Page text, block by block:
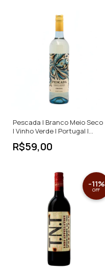
Pescada | Branco Meio Seco
| Vinho Verde | Portugal |
R$59,00
-11%
OFF